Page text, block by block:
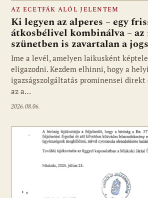
AZ ECETFÁK ALÓL JELENTEM
Ki legyen az alperes – egy
átkosbélivel kombinálva –
szünetben is zavartalan a
Ime a levél, amelyen laikusként
eligazodni. Kezdem elhinni, hogy a helyi
igazságszolgáltatás prominensei
az a…
2026.08.06.